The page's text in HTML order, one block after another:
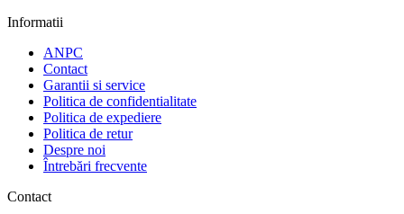
Informatii
ANPC
Contact
Garantii si service
Politica de confidentialitate
Politica de expediere
Politica de retur
Despre noi
Întrebări frecvente
Contact